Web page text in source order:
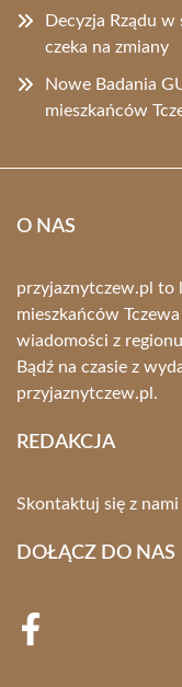
Decyzja Rządu
czeka na zmiany
Nowe Badania
mieszkańców
O NAS
przyjaznytczew.pl to
mieszkańców
wiadomości z
Bądź na czasie z
przyjaznytczew.pl.
REDAKCJA
Skontaktuj się z
DOŁĄCZ DO NAS